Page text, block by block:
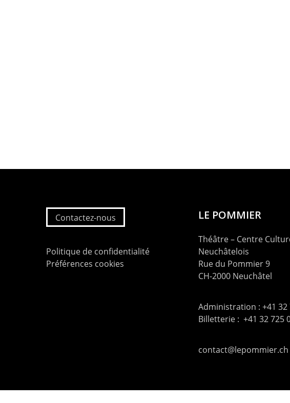
Contactez-nous
Politique de confidentialité
Préférences cookies
LE POMMIER
Théâtre – Centre
Neuchâtelois
Rue du Pommier 9
CH-2000 Neuchâtel
Administration : +41 32
Billetterie : +41 32 725
contact@lepommier.ch